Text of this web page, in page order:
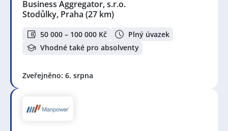
Business Aggregator, s.r.o.
Stodůlky, Praha (27 km)
50 000 – 100 000 Kč
Plný úvazek
Vhodné také pro absolventy
Zveřejněno: 6. srpna